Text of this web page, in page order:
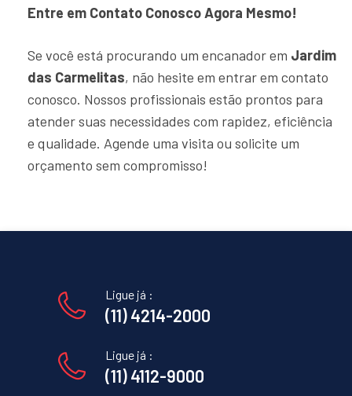
Entre em Contato Conosco Agora Mesmo!
Se você está procurando um encanador em Jardim
das Carmelitas, não hesite em entrar em contato
conosco. Nossos profissionais estão prontos para
atender suas necessidades com rapidez, eficiência
e qualidade. Agende uma visita ou solicite um
orçamento sem compromisso!
Ligue já :
(11) 4214-2000
Ligue já :
(11) 4112-9000